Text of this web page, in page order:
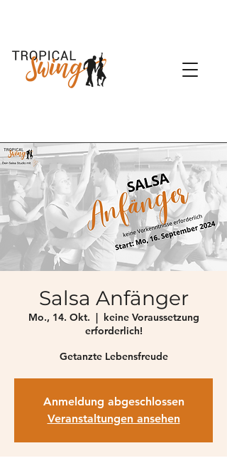
Salsa Anfänger
Mo., 14. Okt.
  |
keine Voraussetzung
erforderlich!
Getanzte Lebensfreude
Anmeldung abgeschlossen
Veranstaltungen ansehen